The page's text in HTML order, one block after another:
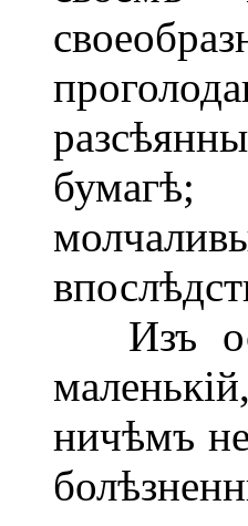
Изъ
ничѣмъ